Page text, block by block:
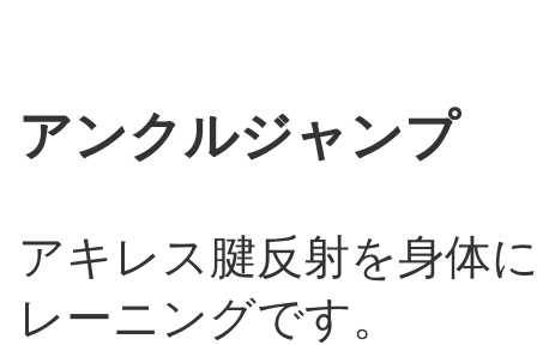
アンクルジャンプ
アキレス腱反射を身体
レーニングです。